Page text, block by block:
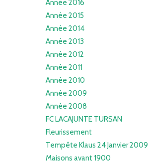
Année 2016
Année 2015
Année 2014
Année 2013
Année 2012
Année 2011
Année 2010
Année 2009
Année 2008
FC LACAJUNTE TURSAN
Fleurissement
Tempête Klaus 24 Janvier 2009
Maisons avant 1900